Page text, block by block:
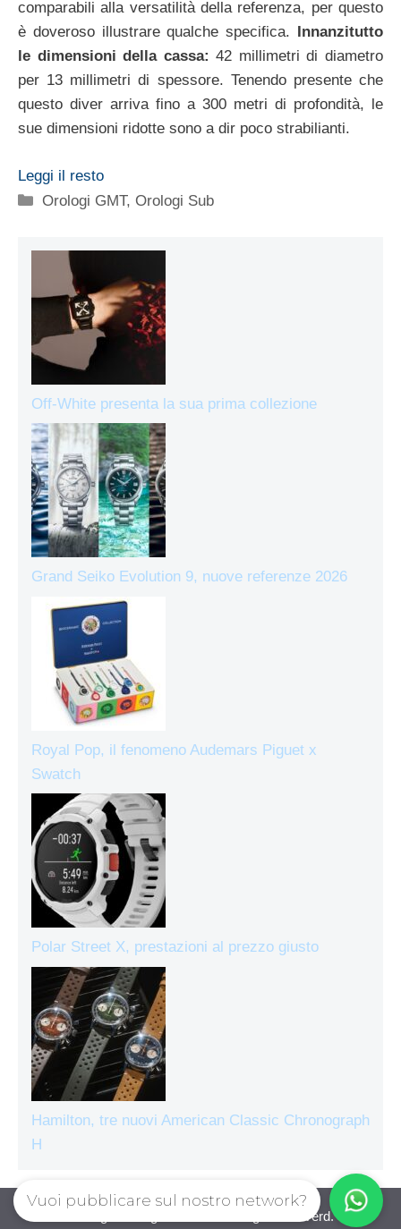
comparabili alla versatilità della referenza, per questo
è doveroso illustrare qualche specifica.
Innanzitutto
le dimensioni della cassa: 42 millimetri di diametro
per 13 millimetri di spessore. Tenendo presente che
questo diver arriva fino a 300 metri di profondità, le
sue dimensioni ridotte sono a dir poco strabilianti.
Leggi il resto
Categorie
Orologi GMT,Orologi Sub
Off-White presenta la sua prima collezione
Grand Seiko Evolution 9, nuove referenze 2026
Royal Pop, il fenomeno Audemars Piguet x
Swatch
Polar Street X, prestazioni al prezzo giusto
Hamilton, tre nuovi American Classic Chronograph
H
Orologiecronografi © 2026. All right reserverd.
Vuoi pubblicare sul nostro network?